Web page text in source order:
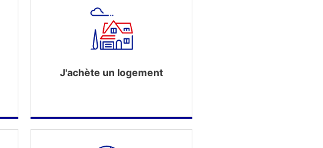
J'achète un logement